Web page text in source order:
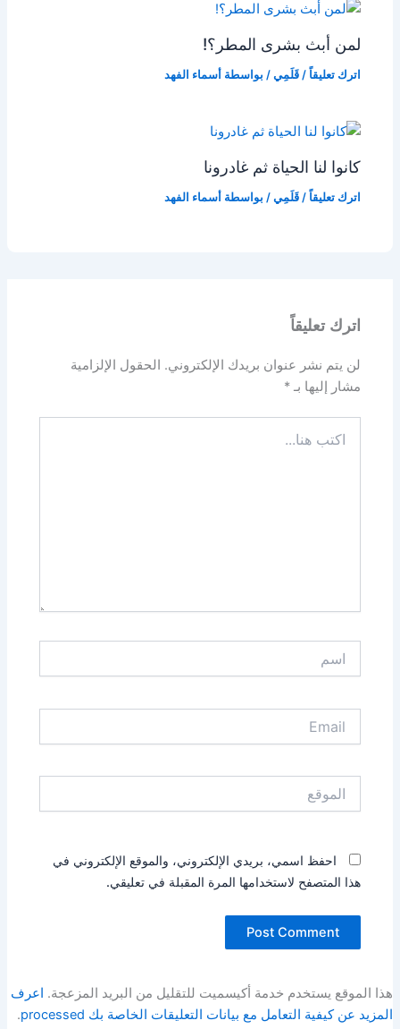
لمن أبث بشرى المطر؟!
اترك تعليقاً /قَلَمِي / بواسطة أسماء الفهد
كانوا لنا الحياة ثم غادرونا
اترك تعليقاً /قَلَمِي / بواسطة أسماء الفهد
اترك تعليقاً
لن يتم نشر عنوان بريدك الإلكتروني.
الحقول الإلزامية
مشار إليها بـ*
هنا...
احفظ اسمي، بريدي الإلكتروني، والموقع الإلكتروني في
هذا المتصفح لاستخدامها المرة المقبلة في تعليقي.
هذا الموقع يستخدم خدمة أكيسميت للتقليل من البريد المزعجة. اعرف
المزيد عن كيفية التعامل مع بيانات التعليقات الخاصة بك processed
.